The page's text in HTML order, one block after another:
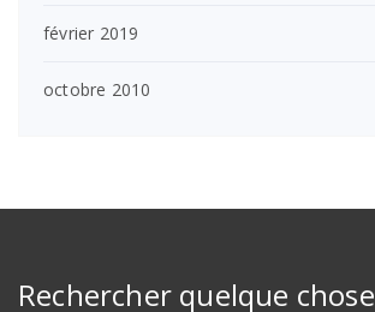
février 2019
octobre 2010
Rechercher quelque chose